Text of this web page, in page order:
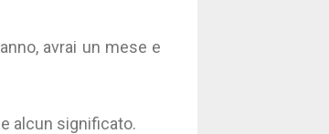
avrai un mese e
alcun significato.